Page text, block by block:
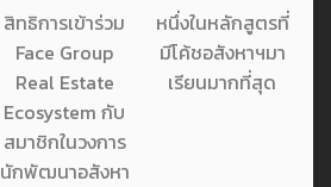
สิทธิการเข้าร่วม
Face Group
Real Estate
Ecosystem กับ
สมาชิกในวงการ
นักพัฒนาอสังหา
หนึ่งในหลักสูตรที่
มีโค้ชอสังหาฯมา
เรียนมากที่สุด